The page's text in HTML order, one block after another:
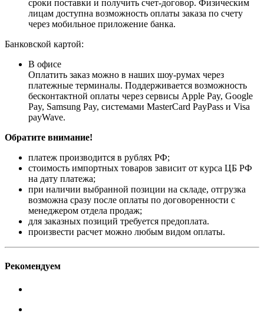
сроки поставки и получить счет-договор. Физическим
лицам доступна возможность оплаты заказа по счету
через мобильное приложение банка.
Банковской картой:
В офисе
Оплатить заказ можно в наших шоу-румах через
платежные терминалы. Поддерживается возможность
бесконтактной оплаты через сервисы Apple Pay, Google
Pay, Samsung Pay, системами MasterCard PayPass и Visa
payWave.
Обратите внимание!
платеж производится в рублях РФ;
стоимость импортных товаров зависит от курса ЦБ РФ
на дату платежа;
при наличии выбранной позиции на складе, отгрузка
возможна сразу после оплаты по договоренности с
менеджером отдела продаж;
для заказных позиций требуется предоплата.
произвести расчет можно любым видом оплаты.
Рекомендуем